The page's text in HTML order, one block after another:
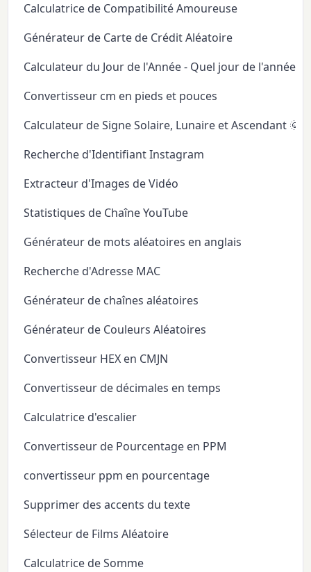
Calculatrice de Compatibilité Amoureuse
Générateur de Carte de Crédit Aléatoire
Calculateur du Jour de l'Année - Quel jour de l'année
Convertisseur cm en pieds et pouces
Calculateur de Signe Solaire, Lunaire et Ascendant
Recherche d'Identifiant Instagram
Extracteur d'Images de Vidéo
Statistiques de Chaîne YouTube
Générateur de mots aléatoires en anglais
Recherche d'Adresse MAC
Générateur de chaînes aléatoires
Générateur de Couleurs Aléatoires
Convertisseur HEX en CMJN
Convertisseur de décimales en temps
Calculatrice d'escalier
Convertisseur de Pourcentage en PPM
convertisseur ppm en pourcentage
Supprimer des accents du texte
Sélecteur de Films Aléatoire
Calculatrice de Somme